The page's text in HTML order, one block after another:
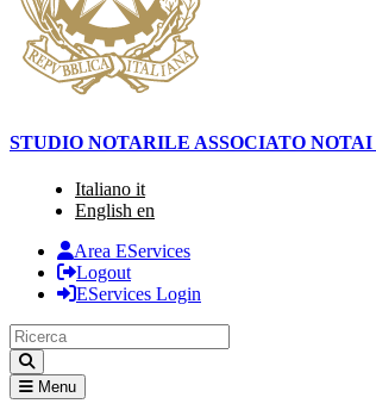
STUDIO NOTARILE ASSOCIATO NOTAI
Italiano it
English en
Area EServices
Logout
EServices Login
Menu